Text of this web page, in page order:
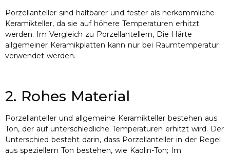
Porzellanteller sind haltbarer und fester als herkömmliche
Keramikteller, da sie auf höhere Temperaturen erhitzt
werden. Im Vergleich zu Porzellantellern, Die Härte
allgemeiner Keramikplatten kann nur bei Raumtemperatur
verwendet werden.
2. Rohes Material
Porzellanteller und allgemeine Keramikteller bestehen aus
Ton, der auf unterschiedliche Temperaturen erhitzt wird. Der
Unterschied besteht darin, dass Porzellanteller in der Regel
aus speziellem Ton bestehen, wie Kaolin-Ton; Im